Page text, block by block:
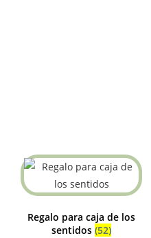
Regalo para caja de los
sentidos (52)